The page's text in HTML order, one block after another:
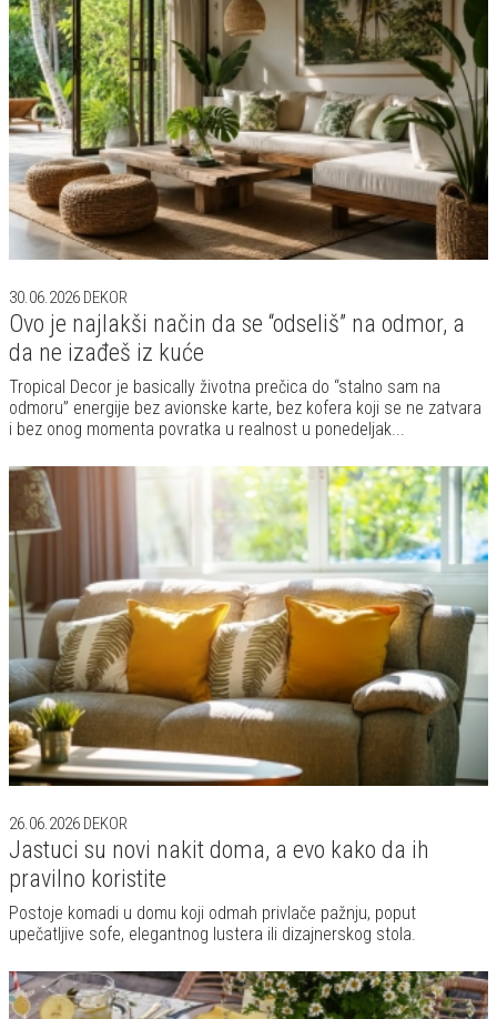
30.06.2026 DEKOR
Ovo je najlakši način da se “odseliš” na odmor, a
da ne izađeš iz kuće
Tropical Decor je basically životna prečica do “stalno sam na
odmoru” energije bez avionske karte, bez kofera koji se ne zatvara
i bez onog momenta povratka u realnost u ponedeljak...
26.06.2026 DEKOR
Jastuci su novi nakit doma, a evo kako da ih
pravilno koristite
Postoje komadi u domu koji odmah privlače pažnju, poput
upečatljive sofe, elegantnog lustera ili dizajnerskog stola.